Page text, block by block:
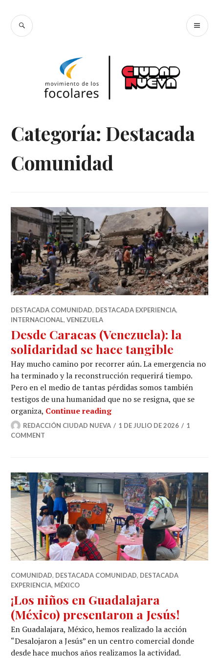
content
SEARCH
Categoría: Destacada
Comunidad
DESTACADA COMUNIDAD, DESTACADA EXPERIENCIA,
INTERNACIONAL,VENEZUELA
Desde Caracas (Venezuela): la
solidaridad se hace tangible
Hay mucho camino por recorrer aún. La emergencia no
ha terminado y la reconstrucción requerirá tiempo.
Pero en el medio de tantas pérdidas somos también
testigos de una humanidad que no se resigna, que se
organiza, Continue readingDesde Caracas
REDACCIÓN CIUDAD NUEVA 1 DE JULIO DE 2026
1
COMMENT
COMUNIDAD, DESTACADA COMUNIDAD, DESTACADA
EXPERIENCIA, MÉXICO
¡Los niños en Guadalajara
(México) presentaron a Jesús!
En Guadalajara, México, hemos realizado la acción
“Desalojaron a Jesús” en un centro comercial donde
desde hace muchos años realizamos la actividad.